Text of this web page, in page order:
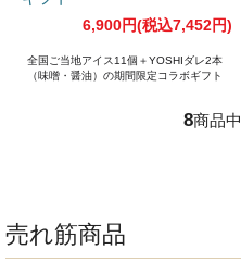
6,900円(税込7,452円)
全国ご当地アイス11個＋YOSHIダレ2本
（味噌・醤油）の期間限定コラボギフト
8商品中
売れ筋商品